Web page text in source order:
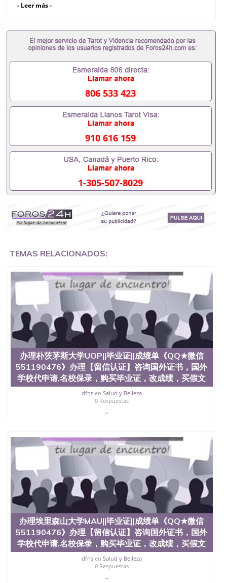
办理留学归国证明办理留信网认证办理留服认证办理
学历认证办理学生卡办理录取通知书办理学位证书办
凭办理德国文凭 一、快速办理材料： 1、毕业证+成
绩单+留学回国人员证明+教育部认证,录取通知书，
好友一份完美交代）； 2、雅思、托福，OFFER，在
读证明，学生卡等留学相关材料（申请学校、转学，
甚至是申请工签都可以用到）。 注：上述材料，随时
都可以安排办理，毕业证成绩单，学校，专业，学
位，毕业时间都可以根据客户要求安排。 国内找工作
假的毕业证可以用吗551190476假的毕业证成绩单可
以办学历认证吗551190476要定居国外需要办理什么
材料551190476入职事业单位/国企假的毕业证会查吗
551190476入职国企/事业单位需要些什么材料
551190476办理假毕业证在国内能用吗, 挂科拿不到毕
业证怎么办, 毕业证丢了怎么办, 没有正常毕业怎么办
辍学、挂科而没有正常毕业551190476您是否因为递
交材料不齐而被拒之门外551190476您是否因没正常
文凭怎么办,怎么办理本科/研究生文凭551190476如
何办理本科/硕士毕业证551190476网上买文凭可靠吗
毕业证怎么办理551190476国外大学文凭可以打工作
吗551190476怎么办理 外假毕业证551190476哪里可
以制作美国毕业证551190476哪里可以办理澳洲毕业
证551190476留学生在哪里可以买假毕业证
551190476哪里可以办理加拿大毕业证551190476申
请学校办理假的毕业证成绩单可以吗551190476哪里
可以办理水印成绩单551190476哪里可以修改成绩单
GPA分数551190476假毕业证能查出来吗551190476
假文凭网上能查到吗551190476 如何拿到国外毕业证
QQ微信551190476办假大学毕业证QQ微信551190476
国外毕业证去哪认证QQ微信551190476找毕业证封皮
QQ微信551190476国外毕业证外壳定制QQ微信
551190476快速代办国外毕业证QQ微信551190476快
速拿到国外文凭QQ微信551190476国外留学文凭认证
QQ微信551190476国外文凭回国认证QQ微信
551190476外国文凭在中国有用吗QQ微信551190476
德国留学回国证明QQ微信551190476爱尔兰留学回国
证明QQ微信551190476国外硕士文凭办理QQ微信
551190476 网上买文凭可靠吗QQ微信551190476买国
外文凭质量QQ微信551190476国外本科毕业证怎么办
理QQ微信551190476国外大学文凭真制作QQ微信
551190476办国外文凭可找工作QQ微信551190476国
外大学有毕业证QQ微信551190476办理国外毕业证价
格QQ微信551190476国外编号查询QQ微信551190476
办理国外文凭要交定金吗QQ微信551190476办国外可
查文凭QQ微信551190476网上购买真文凭可信吗QQ
微信551190476学士学位证书查询机构QQ微信
551190476 国外资格证书办理QQ微信551190476如何
办理学历认证QQ微信551190476海外文凭认证办理
QQ微信551190476 圣何塞州立大学（San Jose State
- Leer más -
806 533 423
910 616 159
1-305-507-8029
TEMAS RELACIONADOS:
办理朴茨茅斯大学UOP||毕业证||成绩单《QQ★微信
551190476》办理【留信认证】咨询国外证书，国外
学校代申请,名校保录，购买毕业证，改成绩，买假文
dfnsen Salud y Belleza
0 Respuestas
...
办理埃里森山大学MAU||毕业证||成绩单《QQ★微信
551190476》办理【留信认证】咨询国外证书，国外
学校代申请,名校保录，购买毕业证，改成绩，买假文
dfnsen Salud y Belleza
0 Respuestas
...